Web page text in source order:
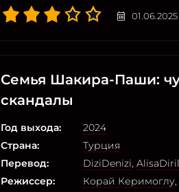
01.06.2025
Семья Шакира-Паши:
скандалы
Год выхода:
2024
Страна:
Турция
Перевод:
DiziDenizi,
Режиссер:
Корай Керимоглу,